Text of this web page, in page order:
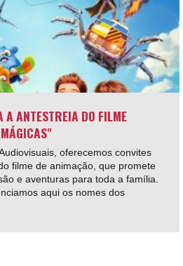
A ANTESTREIA DO FILME
oferecemos convites
filme de animação, que promete
e aventuras para toda a família.
aqui os nomes dos